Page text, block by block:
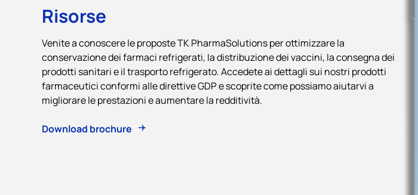
Risorse
Venite a conoscere le proposte TK PharmaSolutions per ottimizzare la
conservazione dei farmaci refrigerati, la distribuzione dei vaccini, la consegna dei
prodotti sanitari e il trasporto refrigerato. Accedete ai dettagli sui nostri prodotti
farmaceutici conformi alle direttive GDP e scoprite come possiamo aiutarvi a
migliorare le prestazioni e aumentare la redditività.
Download brochure